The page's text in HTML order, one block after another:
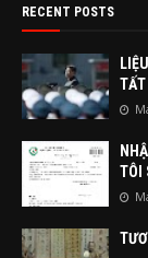
RECENT POSTS
TẤT
TÔI